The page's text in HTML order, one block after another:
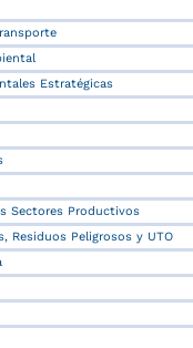
Estratégicas
Sectores Productivos
Residuos Peligrosos y UTO